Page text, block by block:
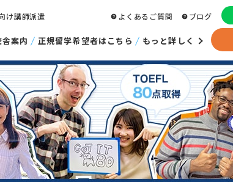
舎案内 正規留学希望者はこちら もっと詳しく
け講師派遣 よくあるご質問 ブログ